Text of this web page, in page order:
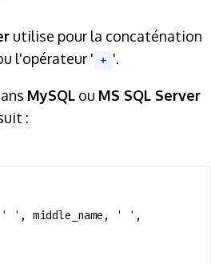
utilise pour la concaténation
l'opérateur ' + '.
MySQL ou MS SQL Server
:
' ' , middle_name, ' ' ,